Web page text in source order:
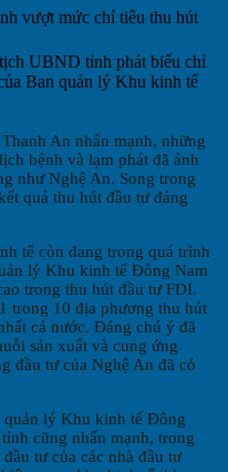
UBND tỉnh phát biểu chỉ
Ban quản lý Khu kinh tế
An nhấn mạnh, những
bệnh và lạm phát đã ảnh
như Nghệ An. Song trong
quả thu hút đầu tư đáng
tế còn đang trong quá trình
lý Khu kinh tế Đông Nam
trong thu hút đầu tư FDI.
trong 10 địa phương thu hút
cả nước. Đáng chú ý đã
sản xuất và cung ứng
đầu tư của Nghệ An đã có
quản lý Khu kinh tế Đông
cũng nhấn mạnh, trong
tư của các nhà đầu tư